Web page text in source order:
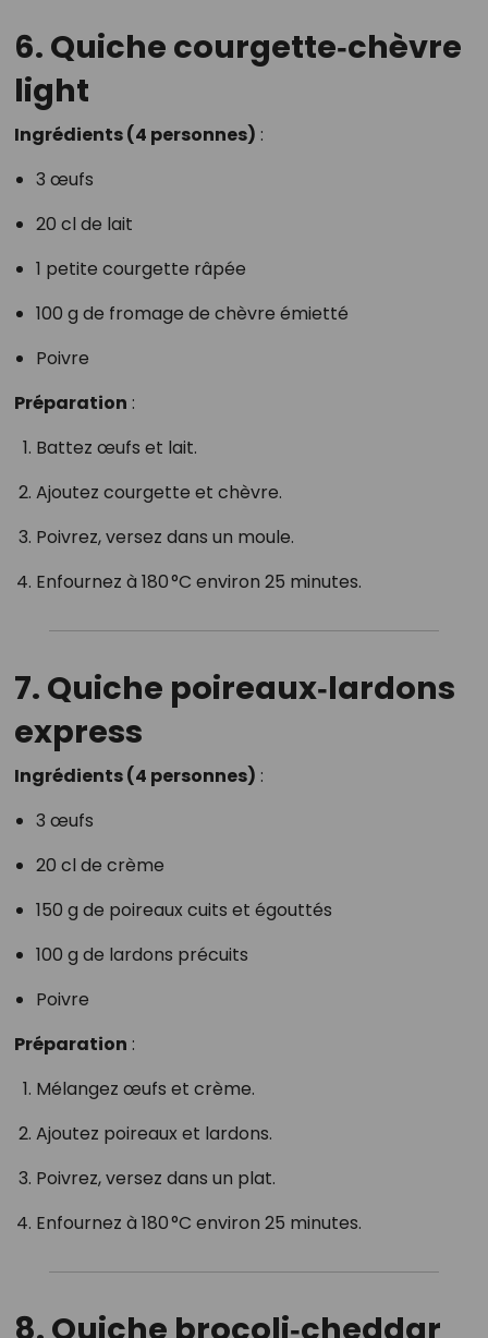
6. Quiche courgette‑chèvre
light
Ingrédients (4 personnes) :
3 œufs
20 cl de lait
1 petite courgette râpée
100 g de fromage de chèvre émietté
Poivre
Préparation :
Battez œufs et lait.
Ajoutez courgette et chèvre.
Poivrez, versez dans un moule.
Enfournez à 180 °C environ 25 minutes.
7. Quiche poireaux‑lardons
express
Ingrédients (4 personnes) :
3 œufs
20 cl de crème
150 g de poireaux cuits et égouttés
100 g de lardons précuits
Poivre
Préparation :
Mélangez œufs et crème.
Ajoutez poireaux et lardons.
Poivrez, versez dans un plat.
Enfournez à 180 °C environ 25 minutes.